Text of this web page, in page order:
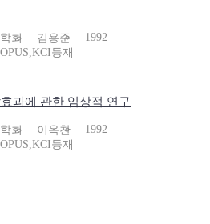
회 김용준
1992
등재
과에 관한 임상적 연구
회 이옥찬
1992
등재